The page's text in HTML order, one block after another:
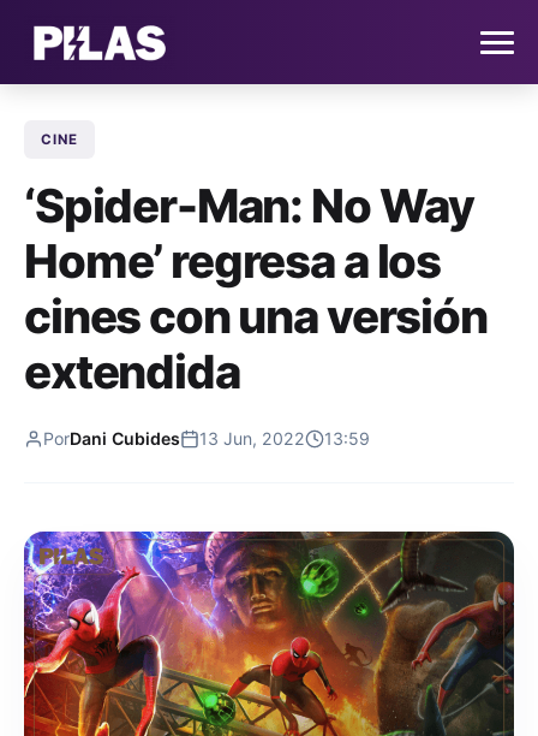
NOTICIAS
QUIÉNES SOMOS
CONTACTO
SUSCRÍBETE
CINE
‘Spider-Man: No Way
Home’ regresa a los
cines con una versión
extendida
PorDani Cubides 13 Jun, 2022 13:59